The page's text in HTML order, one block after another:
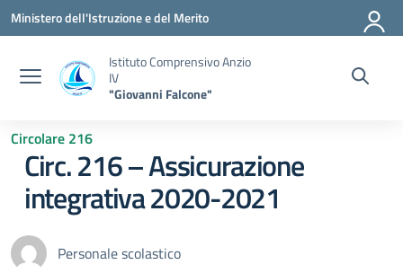
Vai ai contenuti
Vai al menu di navigazione
Vai al footer
Ministero dell'Istruzione e del Merito
Istituto Comprensivo Anzio
IV
"Giovanni Falcone"
Circolare 216
Circ. 216 – Assicurazione
integrativa 2020-2021
Personale scolastico